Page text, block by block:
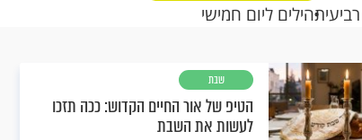
תהילים ליום חמישי
שבת
הטיפ של אור החיים הקדוש: ככה תזכו
לעשות את השבת